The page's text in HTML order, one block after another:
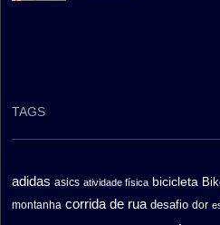
TAGS
adidas asics atividade física bicicleta
montanha corrida de rua desafio dor